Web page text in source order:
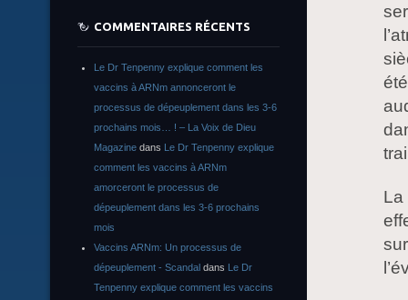
La
COMMENTAIRES RÉCENTS
Le Dr Tenpenny explique comment les
vaccins à ARNm annonceront le
processus de dépeuplement dans les 3-6
prochains mois… ! – La Voix de Dieu
Magazine dans Le Dr Tenpenny explique
comment les vaccins à ARNm
amorceront le processus de
dépeuplement dans les 3-6 prochains
mois
Vaccins ARNm: Un processus de
dépeuplement - Scandal dans Le Dr
Tenpenny explique comment les vaccins